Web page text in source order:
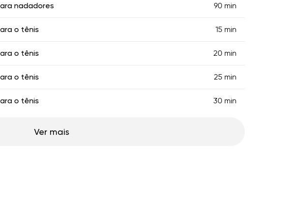
nadadores 90 min
o tênis 15 min
o tênis 20 min
o tênis 25 min
o tênis 30 min
Ver mais